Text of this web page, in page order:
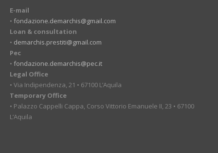
E-mail
• fondazione.demarchis@gmail.com
Loan & consultation
• demarchis.prestiti@gmail.com
Pec
• fondazione.demarchis@pec.it
Legal Office
• Via Indipendenza, 21 • 67100 L’Aquila
Temporary Office
• Palazzo Cappelli Cappa, Corso Vittorio Emanuele II, 23 • 67100
L’Aquila